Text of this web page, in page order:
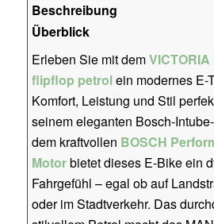
Beschreibung
Überblick
Erleben Sie mit demVICTORIA
flipflop petrolein modernes E-
Komfort, Leistung und Stil
seinem eleganten Bosch-
dem kraftvollen BOSCH
Motorbietet dieses E-Bike ein
Fahrgefühl – egal ob auf
oder im Stadtverkehr. Das